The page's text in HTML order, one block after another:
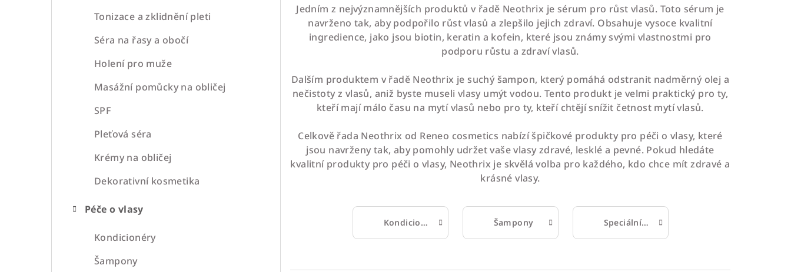
Tonizace a zklidnění pleti
Séra na řasy a obočí
Holení pro muže
Masážní pomůcky na obličej
SPF
Pleťová séra
Krémy na obličej
Dekorativní kosmetika
Péče o vlasy
Kondicionéry
Šampony
Jedním z nejvýznamnějších produktů v řadě Neothrix je sérum pro růst vlasů. Toto sérum je
navrženo tak, aby podpořilo růst vlasů a zlepšilo jejich zdraví. Obsahuje vysoce kvalitní
ingredience, jako jsou biotin, keratin a kofein, které jsou známy svými vlastnostmi pro
podporu růstu a zdraví vlasů.
Dalším produktem v řadě Neothrix je suchý šampon, který pomáhá odstranit nadměrný olej a
nečistoty z vlasů, aniž byste museli vlasy umýt vodou. Tento produkt je velmi praktický pro ty,
kteří mají málo času na mytí vlasů nebo pro ty, kteří chtějí snížit četnost mytí vlasů.
Celkově řada Neothrix od Reneo cosmetics nabízí špičkové produkty pro péči o vlasy, které
jsou navrženy tak, aby pomohly udržet vaše vlasy zdravé, lesklé a pevné. Pokud hledáte
kvalitní produkty pro péči o vlasy, Neothrix je skvělá volba pro každého, kdo chce mít zdravé a
krásné vlasy.
Kondicionéry Šampony Speciální péče o vlasy